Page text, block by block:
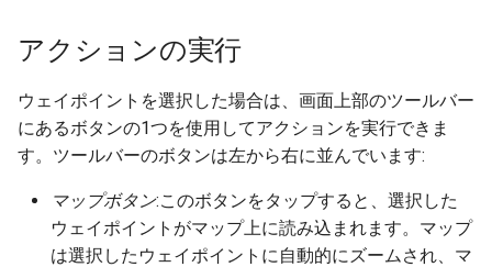
アクションの実行
ウェイポイントを選択した場合は、画面上部のツールバー
にあるボタンの1つを使用してアクションを実行できま
す。ツールバーのボタンは左から右に並んでいます:
マップボタン:このボタンをタップすると、選択した
ウェイポイントがマップ上に読み込まれます。マップ
は選択したウェイポイントに自動的にズームされ、マ